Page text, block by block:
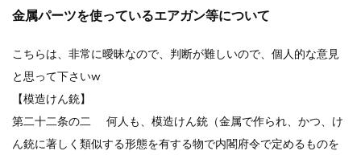
金属パーツを使っているエアガン等について
こちらは、非常に曖昧なので、判断が難しいので、個人的な意見
と思って下さいw
【模造けん銃】
第二十二条の二 何人も、模造けん銃（金属で作られ、かつ、け
ん銃に著しく類似する形態を有する物で内閣府令で定めるものを